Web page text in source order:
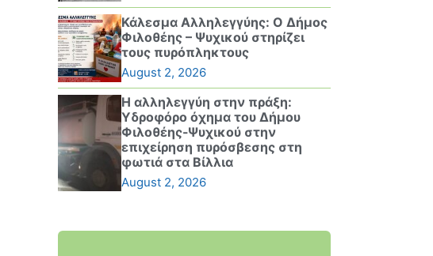
Κάλεσμα Αλληλεγγύης: Ο Δήμος
Φιλοθέης – Ψυχικού στηρίζει
τους πυρόπληκτους
August 2, 2026
Η αλληλεγγύη στην πράξη:
Υδροφόρο όχημα του Δήμου
Φιλοθέης-Ψυχικού στην
επιχείρηση πυρόσβεσης στη
φωτιά στα Βίλλια
August 2, 2026